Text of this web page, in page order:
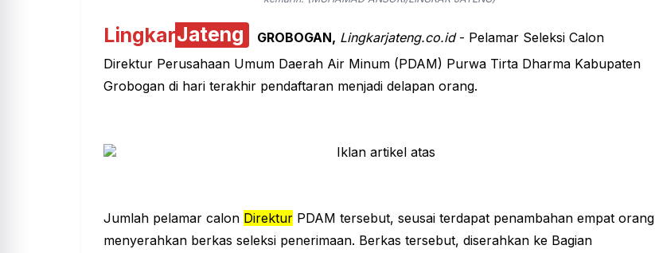
LingkarJateng GROBOGAN, Lingkarjateng.co.id- Pelamar Seleksi Calon
Direktur Perusahaan Umum Daerah Air Minum (PDAM) Purwa Tirta Dharma Kabupaten
Grobogan di hari terakhir pendaftaran menjadi delapan orang.
Jumlah pelamar calon Direktur PDAM tersebut, seusai terdapat penambahan empat orang
menyerahkan berkas seleksi penerimaan. Berkas tersebut, diserahkan ke Bagian